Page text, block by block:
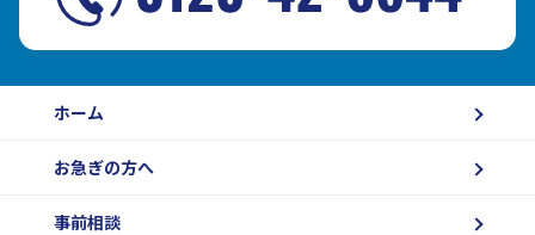
ホーム
お急ぎの方へ
事前相談